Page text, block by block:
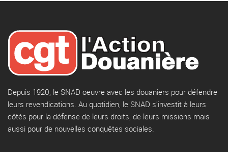
Depuis 1920, le SNAD oeuvre avec les douaniers pour défendre
leurs revendications. Au quotidien, le SNAD s'investit à leurs
côtés pour la défense de leurs droits, de leurs missions mais
aussi pour de nouvelles conquêtes sociales.